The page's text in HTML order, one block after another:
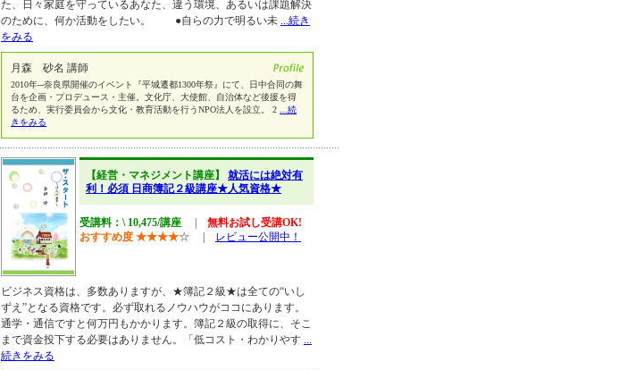
た、日々家庭を守っているあなた、違う環境、あるいは課題解決
のために、何か活動をしたい。 ●自らの力で明るい未 ...続き
をみる
月森 砂名 講師
2010年─奈良県開催のイベント『平城遷都1300年祭』にて、日中合同の舞
台を企画・プロデュース・主催。文化庁、大使館、自治体など後援を得
るため、実行委員会から文化・教育活動を行うNPO法人を設立。 2
...続
きをみる
【経営・マネジメント講座】 就活には絶対有
利！必須 日商簿記２級講座★人気資格★
受講料：\ 10,475/講座
無料お試し受講OK!
おすすめ度 ★★★★☆ レビュー公開中！
ビジネス資格は、多数ありますが、★簿記２級★は全ての“いし
ずえ”となる資格です。必ず取れるノウハウがココにあります。
通学・通信ですと何万円もかかります。簿記２級の取得に、そこ
まで資金投下する必要はありません。「低コスト・わかりやす ...
続きをみる